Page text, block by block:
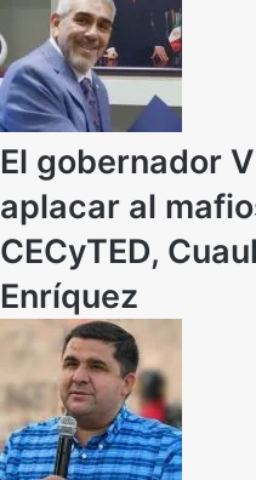
El gobernador
aplacar al
CECyTED,
Enríquez